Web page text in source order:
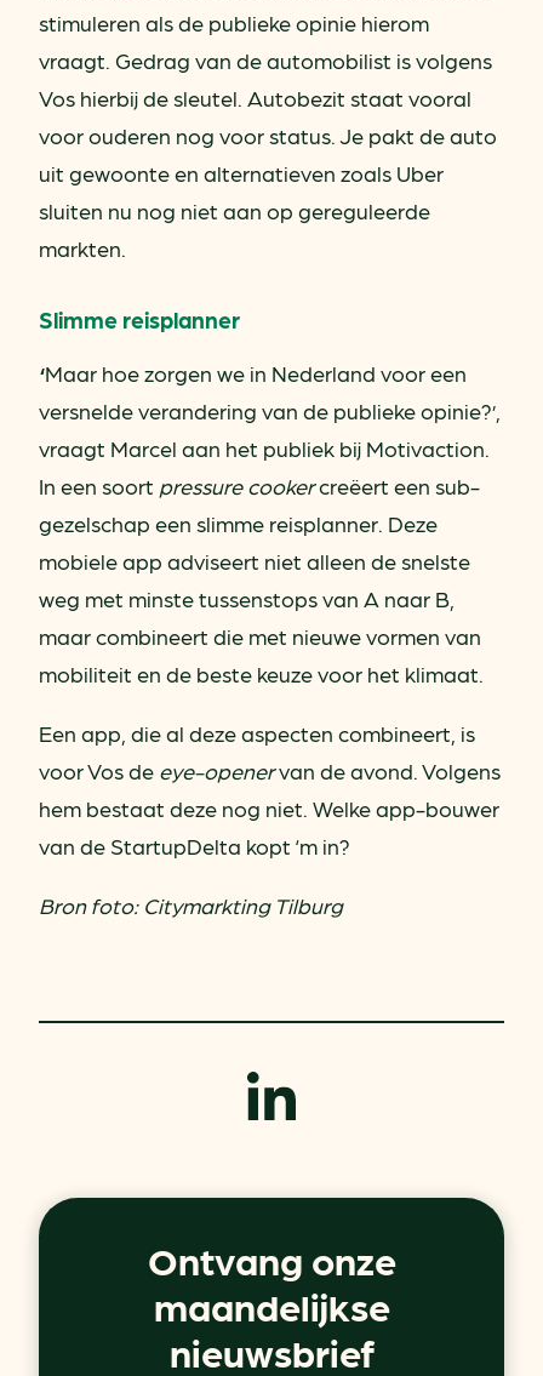
stimuleren als de publieke opinie hierom
vraagt. Gedrag van de automobilist is volgens
Vos hierbij de sleutel. Autobezit staat vooral
voor ouderen nog voor status. Je pakt de auto
uit gewoonte en alternatieven zoals Uber
sluiten nu nog niet aan op gereguleerde
markten.
Slimme reisplanner
‘Maar hoe zorgen we in Nederland voor een
versnelde verandering van de publieke opinie?’,
vraagt Marcel aan het publiek bij Motivaction.
In een soort pressure cookercreëert een sub-
gezelschap een slimme reisplanner. Deze
mobiele app adviseert niet alleen de snelste
weg met minste tussenstops van A naar B,
maar combineert die met nieuwe vormen van
mobiliteit en de beste keuze voor het klimaat.
Een app, die al deze aspecten combineert, is
voor Vos de eye-openervan de avond. Volgens
hem bestaat deze nog niet. Welke app-bouwer
van de StartupDelta kopt ‘m in?
Bron foto: Citymarkting Tilburg
Ontvang onze
maandelijkse
nieuwsbrief